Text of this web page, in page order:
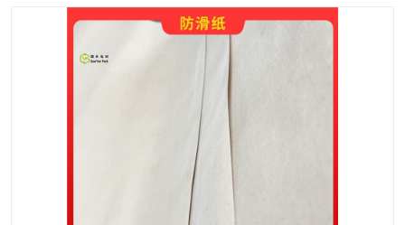
裹包网兜 纤维打包带
充气袋
缠绕膜
托盘裹包网兜